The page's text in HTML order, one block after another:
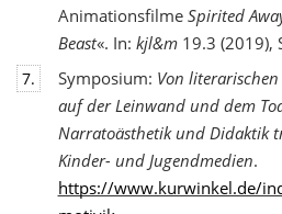
Animationsfilme Spirited
Beast«. In: kjl&m19.3 (2019),
7. Symposium: Von
auf der Leinwand und dem
Narratoästhetik und Didaktik
Kinder- und Jugendmedien.
https://www.kurwinkel.de/